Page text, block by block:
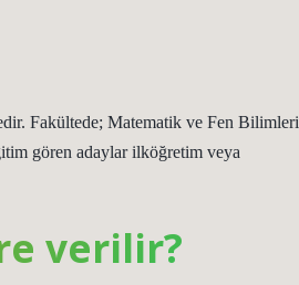
Fakültede; Matematik ve Fen Bilimleri
gören adaylar ilköğretim veya
verilir?